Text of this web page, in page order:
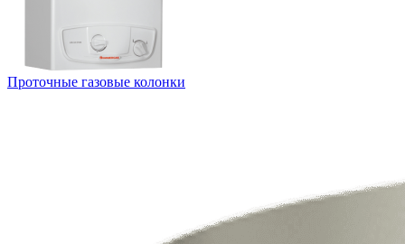
Проточные газовые колонки